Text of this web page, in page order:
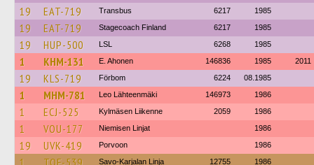
19 EAT-719 Transbus 6217 1985
19 EAT-719 Stagecoach Finland 6217 1985
19 HUP-500 LSL 6268 1985
1 KHM-131 E. Ahonen 146836 1985 2011
19 KLS-719 Förbom 6224 08.1985
1 MHM-781 Leo Lähteenmäki 146973 1986
1 ECJ-525 Kylmäsen Liikenne 2059 1986
1 VOU-177 Niemisen Linjat 1986
19 UVK-419 Porvoon 1986
1 TOF-539 Savo-Karjalan Linja 12755 1986